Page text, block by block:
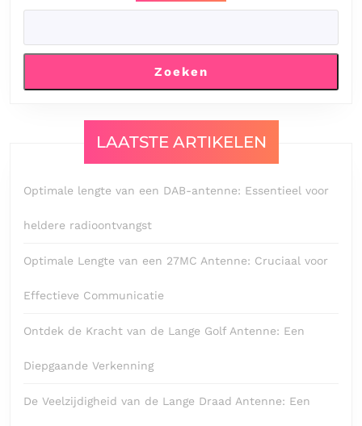
Zoeken
LAATSTE ARTIKELEN
Optimale lengte van een DAB-antenne: Essentieel voor
heldere radioontvangst
Optimale Lengte van een 27MC Antenne: Cruciaal voor
Effectieve Communicatie
Ontdek de Kracht van de Lange Golf Antenne: Een
Diepgaande Verkenning
De Veelzijdigheid van de Lange Draad Antenne: Een